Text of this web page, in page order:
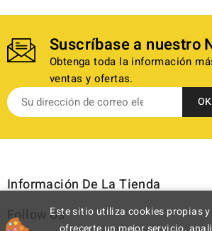
Suscríbase a nuestro
Obtenga toda la información
ventas y ofertas.
Información De La Tienda
Follow UsEste sitio utiliza cookies propias